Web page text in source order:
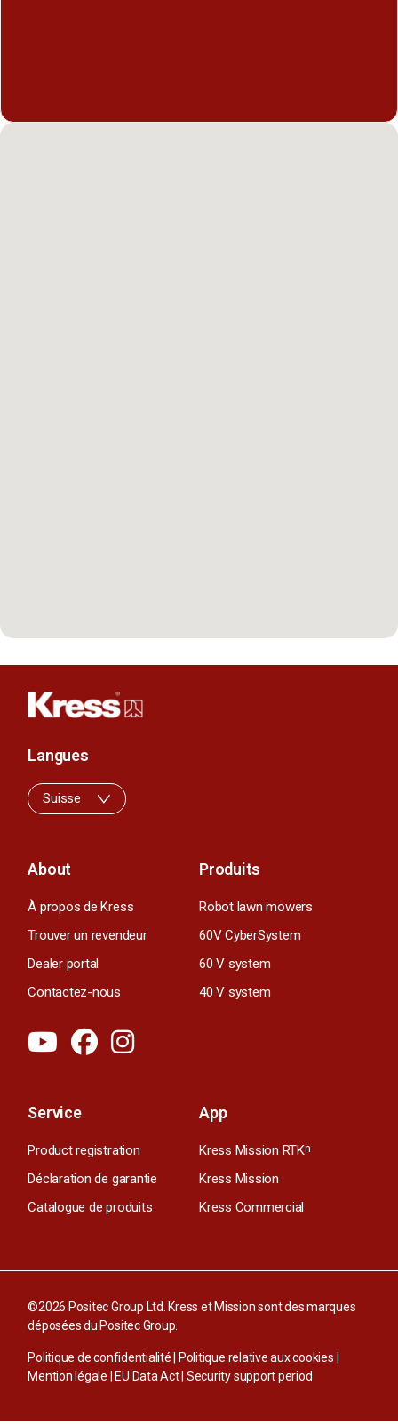
About
À propos de Kress
Trouver un revendeur
Dealer portal
Contactez-nous
Produits
Robot lawn mowers
60V CyberSystem
60 V system
40 V system
Service
Product registration
Déclaration de garantie
Catalogue de produits
App
Kress Mission RTKn
Kress Mission
Kress Commercial
Langues
Suisse
©2026 Positec Group Ltd. Kress et Mission sont des marques
déposées du Positec Group.
Politique de confidentialité Politique relative aux cookies
Mention légale
EU Data Act| Security support period